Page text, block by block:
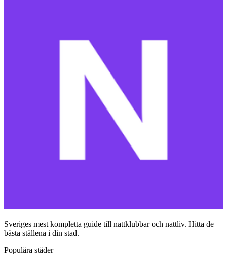
Sveriges mest kompletta guide till nattklubbar och nattliv. Hitta de
bästa ställena i din stad.
Populära städer